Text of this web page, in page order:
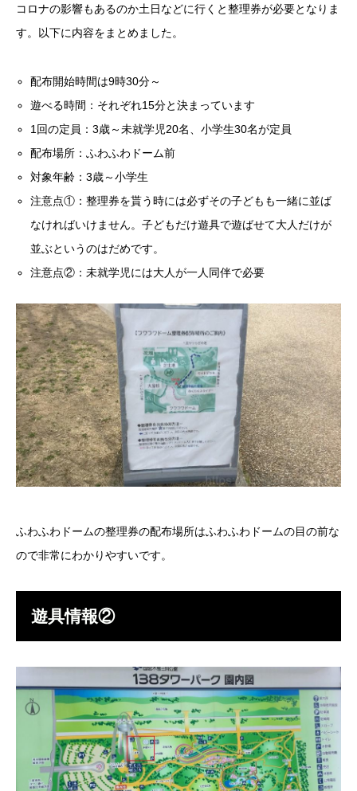
コロナの影響もあるのか土日などに行くと整理券が必要となりま
す。以下に内容をまとめました。
配布開始時間は9時30分～
遊べる時間：それぞれ15分と決まっています
1回の定員：3歳～未就学児20名、小学生30名が定員
配布場所：ふわふわドーム前
対象年齢：3歳～小学生
注意点①：整理券を貰う時には必ずその子どもも一緒に並ば
なければいけません。子どもだけ遊具で遊ばせて大人だけが
並ぶというのはだめです。
注意点②：未就学児には大人が一人同伴で必要
ふわふわドームの整理券の配布場所はふわふわドームの目の前な
ので非常にわかりやすいです。
遊具情報②